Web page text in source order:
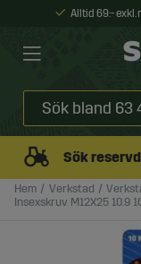
Alltid 69:- exkl.
Sök
Hem Verkstad
Insexskruv M12X25 10.9